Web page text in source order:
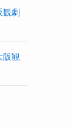
劇
阪観